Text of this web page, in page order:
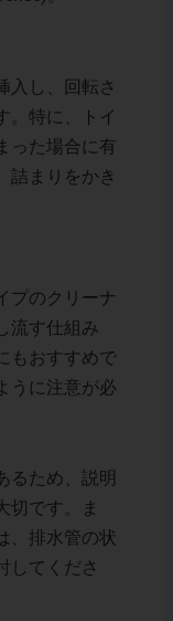
入し、回転さ
。特に、トイ
った場合に有
詰まりをかき
プのクリーナ
流す仕組み
もおすすめで
うに注意が必
るため、説明
切です。ま
、排水管の状
してくださ